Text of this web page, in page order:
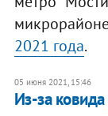
2021 года.
05 июня 2021, 15:46
Из-за